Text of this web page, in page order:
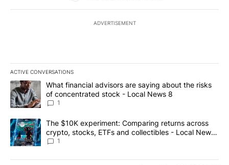
ADVERTISEMENT
ACTIVE CONVERSATIONS
The following is a list of the most commented articles in the last
A trending article titled "What financial advisors are saying
What financial advisors are saying about the risks
of concentrated stock - Local News 8
1
A trending article titled "The $10K experiment: Comparing
The $10K experiment: Comparing returns across
crypto, stocks, ETFs and collectibles - Local News
8
1